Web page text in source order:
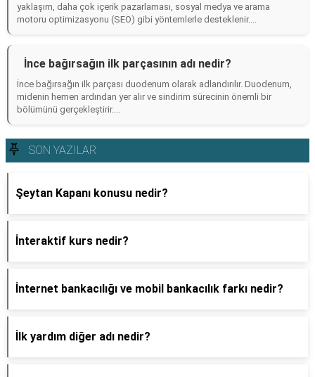
yaklaşım, daha çok içerik pazarlaması, sosyal medya ve arama
motoru optimizasyonu (SEO) gibi yöntemlerle desteklenir....
İnce bağırsağın ilk parçasının adı nedir?
İnce bağırsağın ilk parçası duodenum olarak adlandırılır. Duodenum,
midenin hemen ardından yer alır ve sindirim sürecinin önemli bir
bölümünü gerçekleştirir....
SON YAZILAR
Şeytan Kapanı konusu nedir?
İnteraktif kurs nedir?
İnternet bankacılığı ve mobil bankacılık farkı nedir?
İlk yardım diğer adı nedir?